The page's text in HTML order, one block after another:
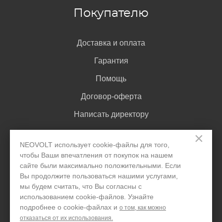
×
NEOVOLT использует cookie-файлы для того,
чтобы Ваши впечатления от покупок на нашем
сайте были максимально положительными. Если
Вы продолжите пользоваться нашими услугами,
мы будем считать, что Вы согласны с
использованием cookie-файлов. Узнайте
подробнее о cookie-файлах и о том, как можно
отказаться от их использования.
то этикетка с информацией об устройстве, включая
номер модели, размещается под аккумулятором —
Как найти парт-номер на аккумуляторе
В цифро-буквенном формате указывается в левом
нижнем углу лицевой стороны аккумулятора телефона
HTC, либо в конце текста о предостережениях
безопасного использования. Например, BJ39100.
Покупателю
Доставка и оплата
Гарантия
Помощь
Договор-оферта
Написать директору
Задать вопрос
+7 495 646 1257
Только для юридических лиц